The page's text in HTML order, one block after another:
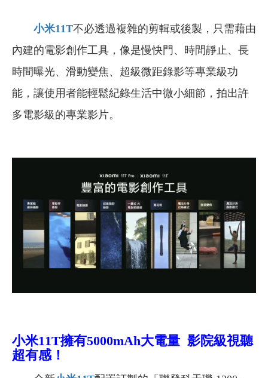
小米11T不必透過複雜的剪輯或後製，只需藉由
內建的電影創作工具，像是慢快門、時間靜止、長
時間曝光、滑動變焦、超級微距錄影等專業級功
能，讓使用者能輕鬆紀錄生活中微小細節，拍出許
多電影級的專業影片。
小米11T擁有5000mAh大電量 影院級視聽
超有感！